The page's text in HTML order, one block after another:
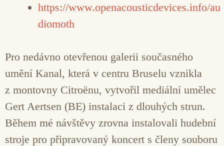
https://www.openacousticdevices.info/au
diomoth
Pro nedávno otevřenou galerii současného
umění Kanal, která v centru Bruselu vznikla
z montovny Citroënu, vytvořil mediální umělec
Gert Aertsen (BE) instalaci z dlouhých strun.
Během mé návštěvy zrovna instalovali hudební
stroje pro připravovaný koncert s členy souboru